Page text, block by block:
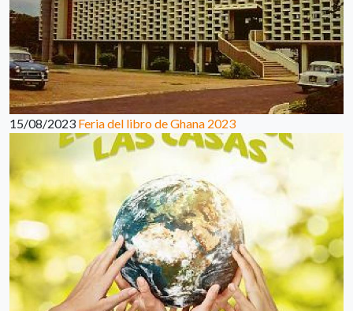
15/08/2023 Feria del libro de Ghana 2023